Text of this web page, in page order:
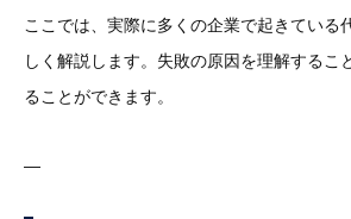
ここでは、実際に多くの企業で起きている
しく解説します。失敗の原因を理解するこ
ることができます。
—